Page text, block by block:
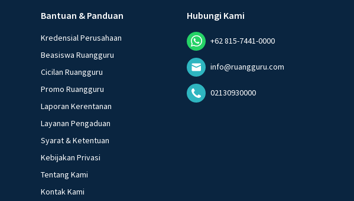
Bantuan & Panduan
Kredensial Perusahaan
Beasiswa Ruangguru
Cicilan Ruangguru
Promo Ruangguru
Laporan Kerentanan
Layanan Pengaduan
Syarat & Ketentuan
Kebijakan Privasi
Tentang Kami
Kontak Kami
Hubungi Kami
+62 815-7441-0000
info@ruangguru.com
02130930000